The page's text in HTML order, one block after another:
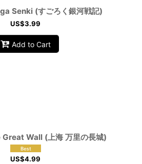
Senki (すごろく銀河戦記)
US$3.99
Add to Cart
Wall (上海 万里の長城)
US$4.99